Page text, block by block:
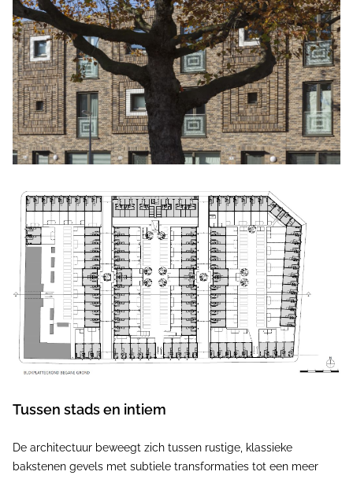
Tussen stads en intiem
De architectuur beweegt zich tussen rustige, klassieke
bakstenen gevels met subtiele transformaties tot een meer